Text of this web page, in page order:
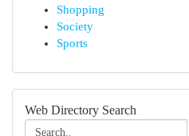
Shopping
Society
Sports
Web Directory Search